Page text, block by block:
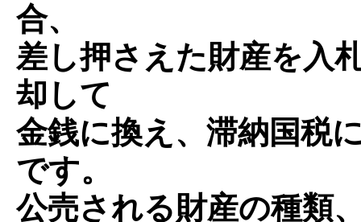
合、
差し押さえた財産を入
却して
金銭に換え、滞納国税
です。
公売される財産の種類